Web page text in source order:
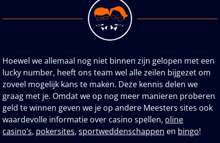
Hoewel we allemaal nog niet binnen zijn gelopen met een
lucky number, heeft ons team wel alle zeilen bijgezet om
zoveel mogelijk kans te maken. Deze kennis delen we
graag met je. Omdat we op nog meer manieren proberen
geld te winnen geven we je op andere Meesters sites ook
waardevolle informatie over casino spellen, oline
casino’s, pokersites, sportweddenschappen en bingo!